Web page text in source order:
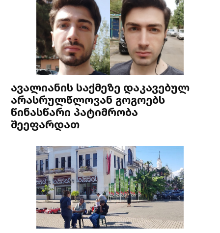
ავალიანის საქმეზე დაკავებულ
არასრულწლოვან გოგოებს
წინასწარი პატიმრობა
შეეფარდათ